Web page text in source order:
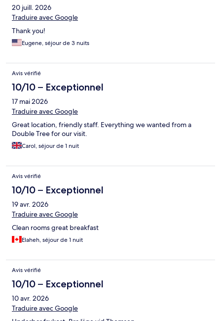
20 juill. 2026
Traduire avec Google
Thank you!
Eugene, séjour de 3 nuits
Avis vérifié
10/10 – Exceptionnel
17 mai 2026
Traduire avec Google
Great location, friendly staff. Everything we wanted from a
Double Tree for our visit.
Carol, séjour de 1 nuit
Avis vérifié
10/10 – Exceptionnel
19 avr. 2026
Traduire avec Google
Clean rooms great breakfast
Elaheh, séjour de 1 nuit
Avis vérifié
10/10 – Exceptionnel
10 avr. 2026
Traduire avec Google